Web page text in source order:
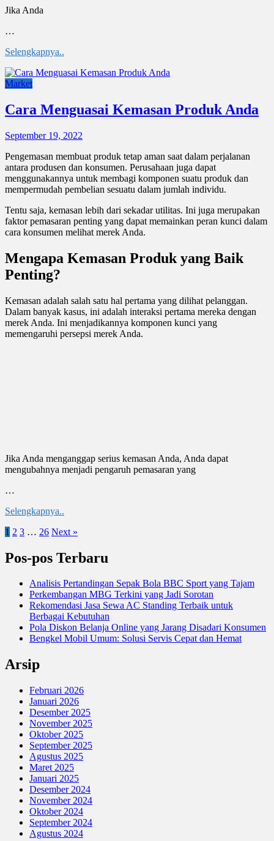
Jika Anda
…
Selengkapnya..
Market
Cara Menguasai Kemasan Produk Anda
September 19, 2022
Pengemasan membuat produk tetap aman saat dalam perjalanan
antara produsen dan konsumen. Perusahaan juga dapat
menggunakannya untuk membagi komponen suatu produk dan
mempermudah pembelian sesuatu dalam jumlah individu.
Tentu saja, kemasan lebih dari sekadar utilitas. Ini juga merupakan
faktor pemasaran penting yang dapat memainkan peran kunci dalam
cara konsumen melihat merek Anda.
Mengapa Kemasan Produk yang Baik
Penting?
Kemasan adalah salah satu hal pertama yang dilihat pelanggan.
Dalam banyak kasus, ini adalah interaksi pertama mereka dengan
merek Anda. Ini menjadikannya komponen kunci yang
memengaruhi persepsi merek Anda.
Jika Anda menganggap serius kemasan Anda, Anda dapat
mengubahnya menjadi pengaruh pemasaran yang
…
Selengkapnya..
1 2 3 … 26 Next »
Pos-pos Terbaru
Analisis Pertandingan Sepak Bola BBC Sport yang Tajam
Perkembangan MBG Terkini yang Jadi Sorotan
Rekomendasi Jasa Sewa AC Standing Terbaik untuk
Berbagai Kebutuhan
Pola Diskon Belanja Online yang Jarang Disadari Konsumen
Bengkel Mobil Umum: Solusi Servis Cepat dan Hemat
Arsip
Februari 2026
Januari 2026
Desember 2025
November 2025
Oktober 2025
September 2025
Agustus 2025
Maret 2025
Januari 2025
Desember 2024
November 2024
Oktober 2024
September 2024
Agustus 2024